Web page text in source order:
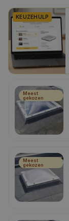
KEUZEHULP
Meest
gekozen
Meest
gekozen